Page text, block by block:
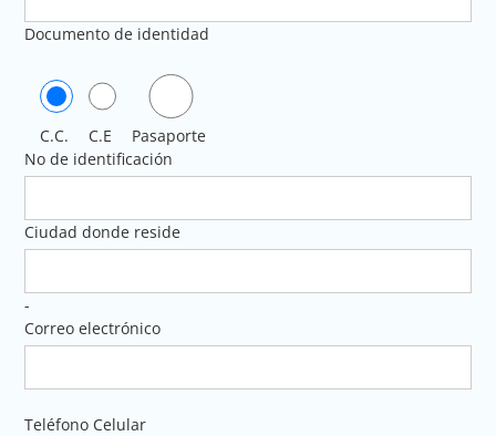
Documento de identidad
C.C. C.E
Pasaporte
No de identificación
Ciudad donde reside
-
Correo electrónico
Teléfono Celular